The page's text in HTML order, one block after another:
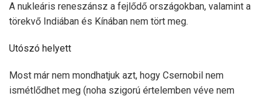
A nukleáris reneszánsz a fejlődő országokban, valamint a
törekvő Indiában és Kínában nem tört meg.
Utószó helyett
Most már nem mondhatjuk azt, hogy Csernobil nem
ismétlődhet meg (noha szigorú értelemben véve nem